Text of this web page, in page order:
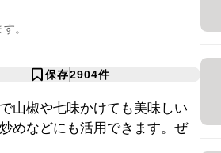
。
保存2904件
山椒や七味かけても美味しい
めなどにも活用できます。ぜ